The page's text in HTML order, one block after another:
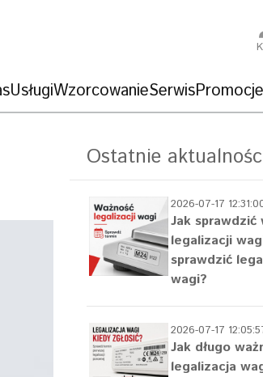
UsługiWzorcowanieSerwisPromocje
Ostatnie
2026-07-17
Jak sprawdzić
legalizacji
sprawdzić
wagi?
2026-07-17
Jak długo
legalizacja